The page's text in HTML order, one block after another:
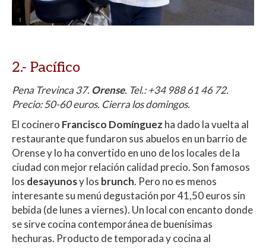
2.- Pacífico
Pena Trevinca 37. Orense. Tel.: +34 988 61 46 72.
Precio: 50-60 euros. Cierra los domingos.
El cocinero Francisco Domínguez ha dado la vuelta al
restaurante que fundaron sus abuelos en un barrio de
Orense y lo ha convertido en uno de los locales de la
ciudad con mejor relación calidad precio. Son famosos
los desayunosy los brunch. Pero no es menos
interesante su menú degustación por 41,50 euros sin
bebida (de lunes a viernes). Un local con encanto donde
se sirve cocina contemporánea de buenísimas
hechuras. Producto de temporada y cocina al